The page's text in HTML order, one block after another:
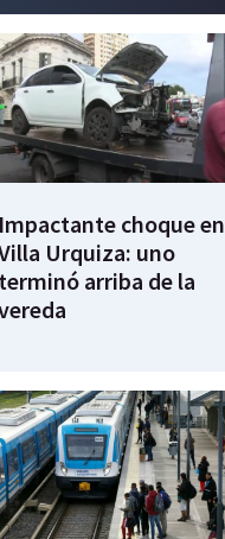
Impactante choque en
Urquiza: uno
terminó arriba de la